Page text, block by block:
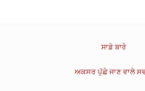
ਸਾਡੇ ਬਾਰੇ
ਅਕਸਰ ਪੁੱਛੇ ਜਾਣ ਵਾਲੇ